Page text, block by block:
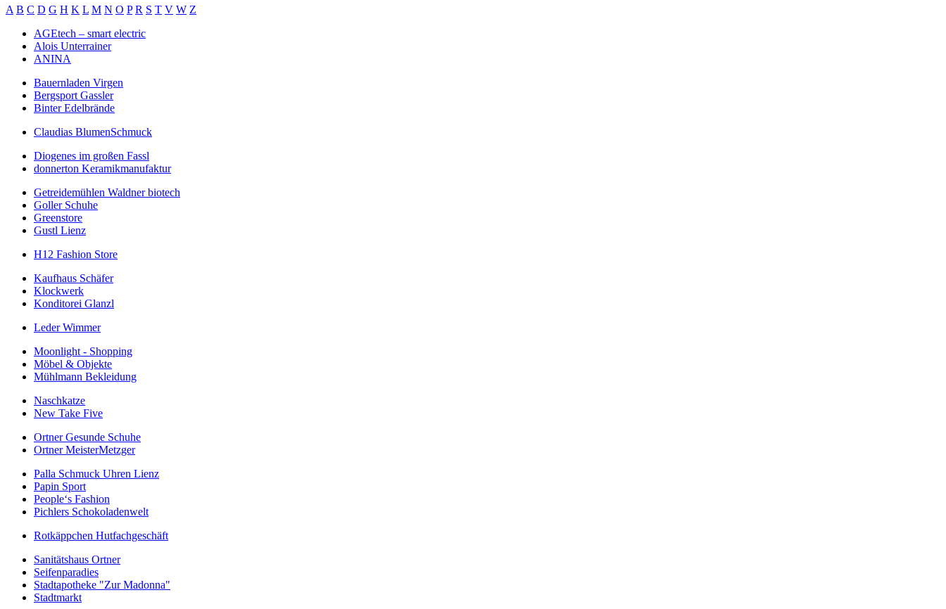
A B C D G H K L M N O P R S T V W Z
AGEtech – smart electric
Alois Unterrainer
ANINA
Bauernladen Virgen
Bergsport Gassler
Binter Edelbrände
Claudias BlumenSchmuck
Diogenes im großen Fassl
donnerton Keramikmanufaktur
Getreidemühlen Waldner biotech
Goller Schuhe
Greenstore
Gustl Lienz
H12 Fashion Store
Kaufhaus Schäfer
Klockwerk
Konditorei Glanzl
Leder Wimmer
Moonlight - Shopping
Möbel & Objekte
Mühlmann Bekleidung
Naschkatze
New Take Five
Ortner Gesunde Schuhe
Ortner MeisterMetzger
Palla Schmuck Uhren Lienz
Papin Sport
People‘s Fashion
Pichlers Schokoladenwelt
Rotkäppchen Hutfachgeschäft
Sanitätshaus Ortner
Seifenparadies
Stadtapotheke "Zur Madonna"
Stadtmarkt